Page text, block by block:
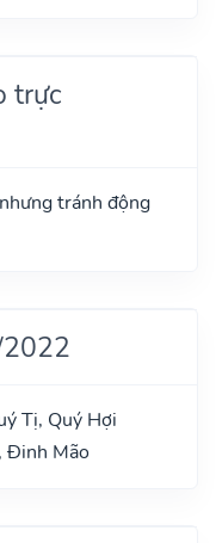
trực
tránh động
Tị, Quý Hợi
Đinh Mão